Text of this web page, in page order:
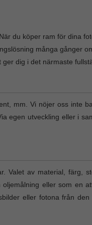
du köper ram för dina
många gånger
dig i det närmaste
mm. Vi nöjer oss inte
egen utveckling eller i
Valet av material, färg,
eller som en
eller fotona från